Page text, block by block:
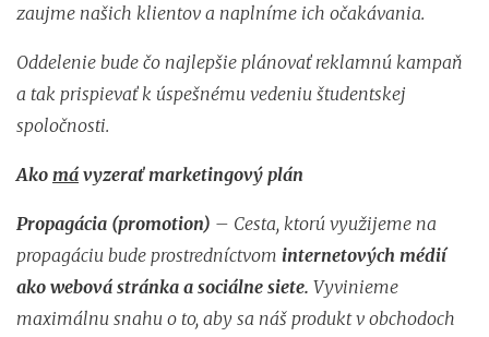
zaujme našich klientov a naplníme ich očakávania.
Oddelenie bude čo najlepšie plánovať reklamnú kampaň
a tak prispievať k úspešnému vedeniu študentskej
spoločnosti.
Ako má vyzerať marketingový plán
Propagácia (promotion) – Cesta, ktorú využijeme na
propagáciu bude prostredníctvom internetových médií
ako webová stránka a sociálne siete. Vyvinieme
maximálnu snahu o to, aby sa náš produkt v obchodoch